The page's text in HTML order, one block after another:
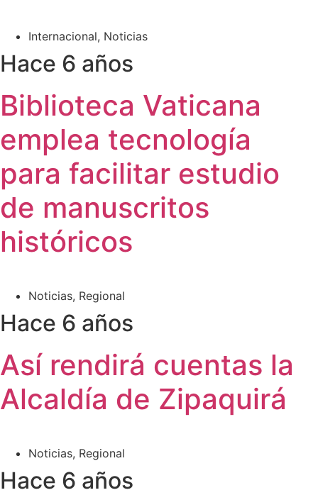
Internacional, Noticias
Hace 6 años
Biblioteca Vaticana
emplea tecnología
para facilitar estudio
de manuscritos
históricos
Noticias, Regional
Hace 6 años
Así rendirá cuentas la
Alcaldía de Zipaquirá
Noticias, Regional
Hace 6 años